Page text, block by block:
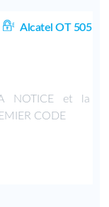
Alcatel OT 505
NOTICE et la
CODE